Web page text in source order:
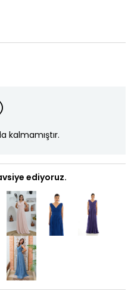
kalmamıştır.
ediyoruz.